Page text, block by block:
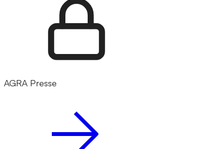
AGRA Presse